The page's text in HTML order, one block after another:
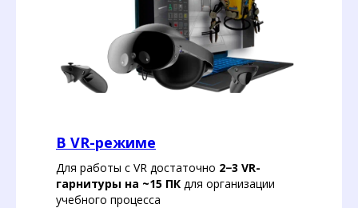
В VR-режиме
Для работы с VR достаточно 2−3 VR-
гарнитуры на ~15 ПК для организации
учебного процесса